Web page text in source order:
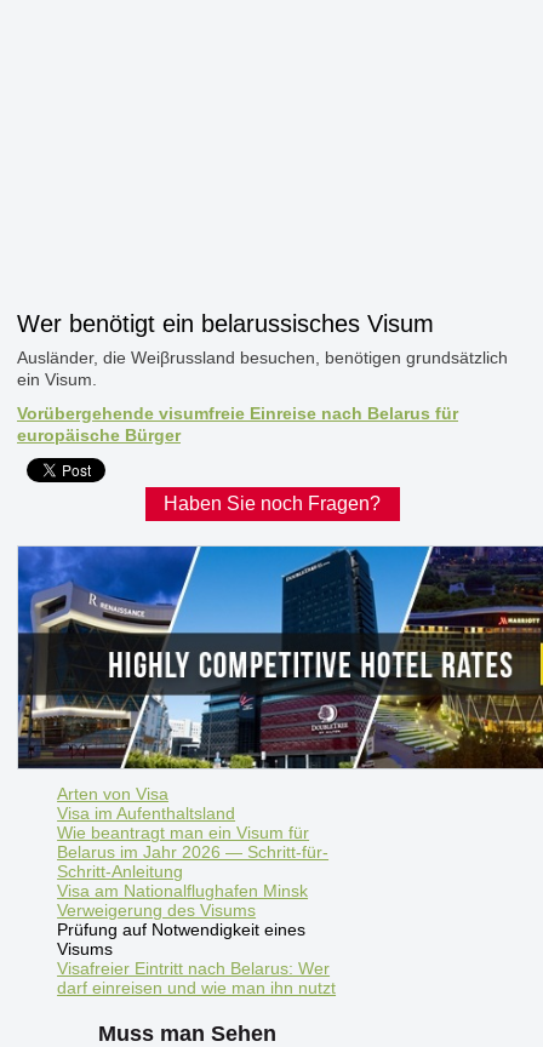
Wer benötigt ein belarussisches Visum
Ausländer, die Weiβrussland besuchen, benötigen grundsätzlich
ein Visum.
Vorübergehende visumfreie Einreise nach Belarus für
europäische Bürger
Haben Sie noch Fragen?
Arten von Visa
Visa im Aufenthaltsland
Wie beantragt man ein Visum für
Belarus im Jahr 2026 — Schritt-für-
Schritt-Anleitung
Visa am Nationalflughafen Minsk
Verweigerung des Visums
Prüfung auf Notwendigkeit eines
Visums
Visafreier Eintritt nach Belarus: Wer
darf einreisen und wie man ihn nutzt
Muss man Sehen